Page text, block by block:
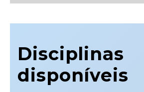
Disciplinas
disponíveis